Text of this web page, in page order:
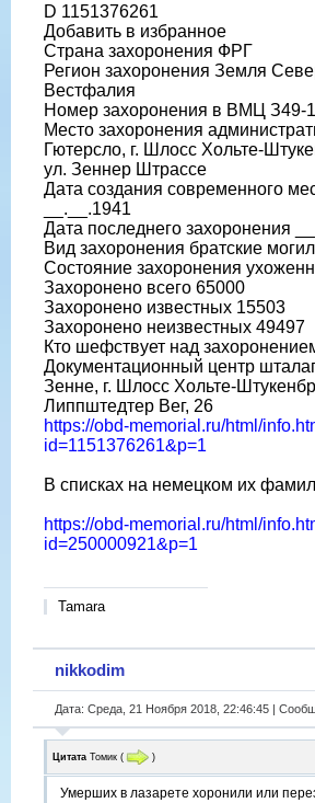
D 1151376261
Добавить в избранное
Страна захоронения ФРГ
Регион захоронения Земля
Вестфалия
Номер захоронения в ВМЦ З49-
Место захоронения
Гютерсло, г. Шлосс Хольте-
ул. Зеннер Штрассе
Дата создания современного
__.__.1941
Дата последнего захоронения
Вид захоронения братские
Состояние захоронения
Захоронено всего 65000
Захоронено известных 15503
Захоронено неизвестных 49497
Кто шефствует над
Документационный центр
Зенне, г. Шлосс Хольте-
Липпштедтер Вег, 26
https://obd-memorial.ru/html/
id=1151376261&p=1
В списках на немецком их
https://obd-memorial.ru/html/
id=250000921&p=1
Tamara
nikkodim
Дата: Среда, 21 Ноября 2018, 22:46:45 |
Цитата Томик ( )
Умерших в лазарете хоронили или